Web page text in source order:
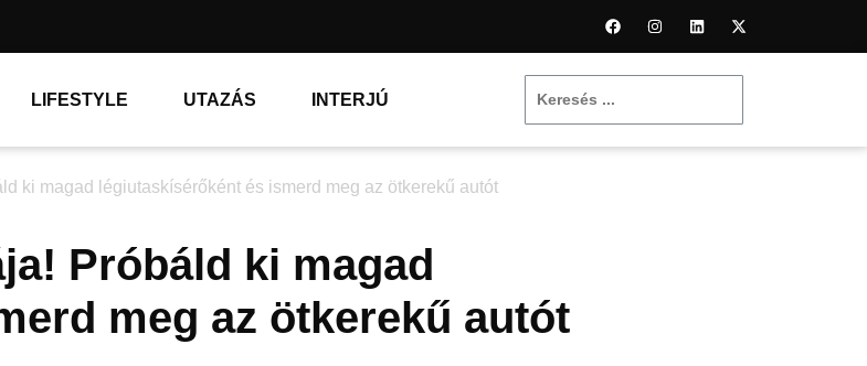
LIFESTYLE UTAZÁS INTERJÚ
ki magad légiutaskísérőként és ismerd meg az ötkerekű autót
Próbáld ki magad
meg az ötkerekű autót